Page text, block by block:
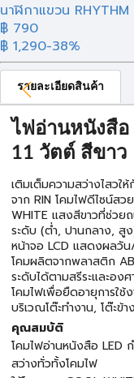
นาฬิกาแขวน RHYTHM
฿ 790
฿ 1,290-38%
รายละเอียดสินค้า
ไฟอ่านหนังสือ
11 วัตต์ สีขาว
เติมเต็มความสว่างไสว
จาก RIN โคมไฟดีไซน์ส
WHITE แสงสีขาวที่ช่วย
ระดับ (ต่ำ, ปานกลาง, สู
หน้าจอ LCD แสดงผลวั
โคมผลิตจากพลาสติก
ระดับได้ตามสรีระและอง
โคมไฟเพื่อยืดอายุการใ
บริเวณโต๊ะทำงาน, โต๊ะ
คุณสมบัติ
โคมไฟอ่านหนังสือ LED
สว่างทั่วทั้งโคมไฟ